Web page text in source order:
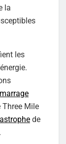
la
les
Three Mile
de